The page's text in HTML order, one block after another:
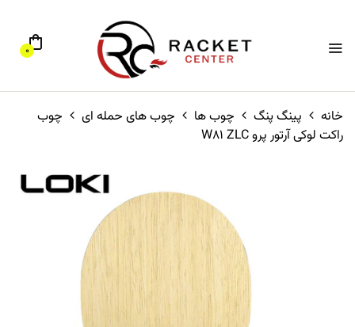
0
خانه پینگ پنگ چوب ها چوب های حمله ای
چوب
راکت لوکی آرتور پرو W81 ZLC